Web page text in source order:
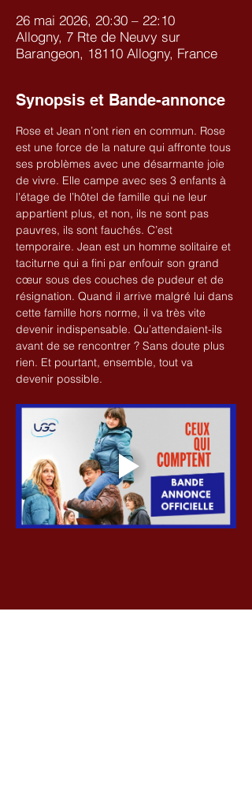
26 mai 2026, 20:30 – 22:10
Allogny, 7 Rte de Neuvy sur
Barangeon, 18110 Allogny, France
Synopsis et Bande-annonce
Rose et Jean n’ont rien en commun. Rose
est une force de la nature qui affronte tous
ses problèmes avec une désarmante joie
de vivre. Elle campe avec ses 3 enfants à
l’étage de l’hôtel de famille qui ne leur
appartient plus, et non, ils ne sont pas
pauvres, ils sont fauchés. C’est
temporaire. Jean est un homme solitaire et
taciturne qui a fini par enfouir son grand
cœur sous des couches de pudeur et de
résignation. Quand il arrive malgré lui dans
cette famille hors norme, il va très vite
devenir indispensable. Qu’attendaient-ils
avant de se rencontrer ? Sans doute plus
rien. Et pourtant, ensemble, tout va
devenir possible.